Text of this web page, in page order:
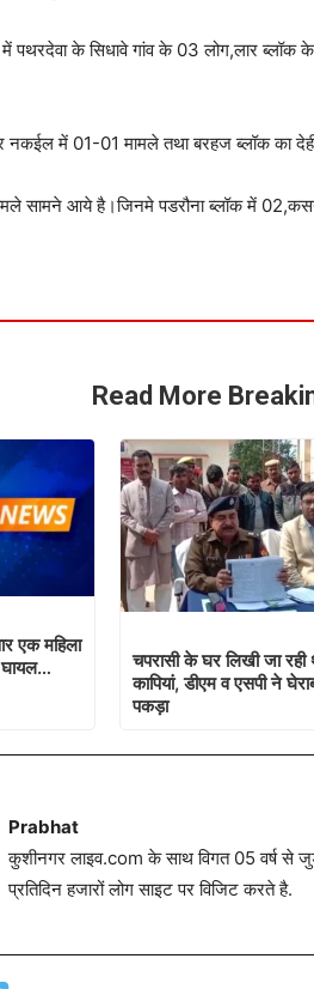
में पथरदेवा के सिधावे गांव के 03 लोग,लार
नकईल में 01-01 मामले तथा बरहज ब्लॉक का
सामने आये है।जिनमे पडरौना ब्लॉक में
Read More
एक महिला
घायल…
चपरासी के घर लिखी जा रही
कापियां, डीएम व एसपी ने
पकड़ा
Prabhat
कुशीनगर लाइव.com के साथ विगत 05 वर्ष से
प्रतिदिन हजारों लोग साइट पर विजिट करते है.